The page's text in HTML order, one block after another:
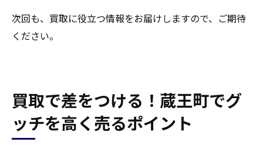
次回も、買取に役立つ情報をお届けしますので、ご期待
ください。
買取で差をつける！蔵王町でグ
ッチを高く売るポイント